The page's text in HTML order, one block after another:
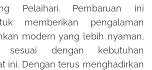
Pelaihari. Pembaruan ini
memberikan pengalaman
modern yang lebih nyaman,
dengan kebutuhan
ini. Dengan terus menghadirkan